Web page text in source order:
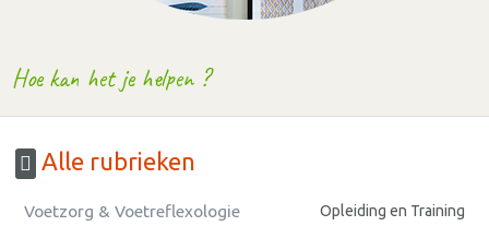
Hoe kan het je helpen ?
Alle rubrieken
Voetzorg & Voetreflexologie Opleiding en Training